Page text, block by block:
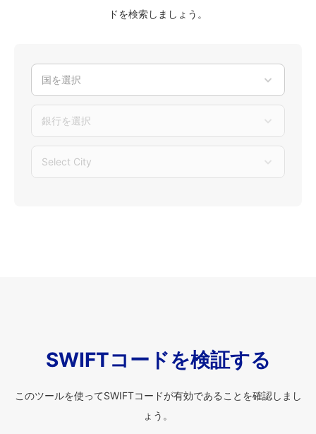
ドを検索しましょう。
国を選択
銀行を選択
Select City
SWIFTコードを検証する
このツールを使ってSWIFTコードが有効であることを確認しまし
ょう。